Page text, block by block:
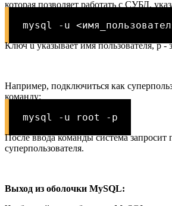
которая позволяет работать с СУБД,
mysql -u
Ключ u указывает имя пользователя, p -
Например, подключиться как
команду:
mysql -u root -p
После ввода команды система запросит
суперпользователя.
Выход из оболочки MySQL: